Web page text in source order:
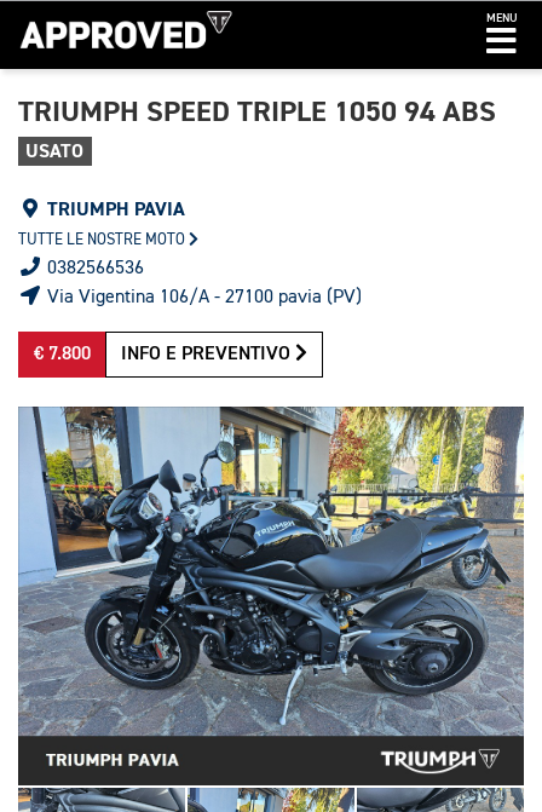
MENU
TRIUMPH SPEED TRIPLE 1050 94 ABS
USATO
TRIUMPH PAVIA
TUTTE LE NOSTRE MOTO
0382566536
Via Vigentina 106/A - 27100 pavia (PV)
€ 7.800 INFO E PREVENTIVO